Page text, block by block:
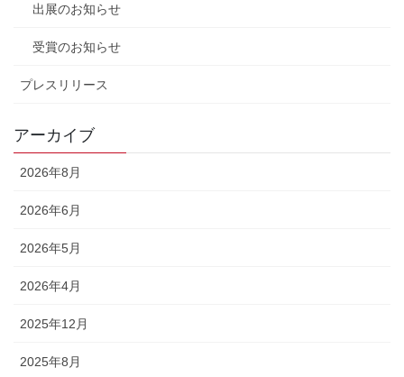
出展のお知らせ
受賞のお知らせ
プレスリリース
アーカイブ
2026年8月
2026年6月
2026年5月
2026年4月
2025年12月
2025年8月